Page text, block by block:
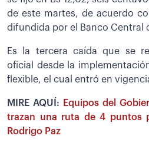
de este martes, de acuerdo
difundida por el Banco Central
Es la tercera caída que se
oficial desde la
flexible, el cual entró en
MIRE AQUÍ:
Equipos del
trazan una ruta de 4 puntos
Rodrigo Paz